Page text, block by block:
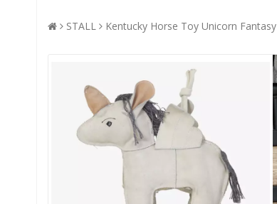
STALL Kentucky Horse Toy Unicorn Fantasy